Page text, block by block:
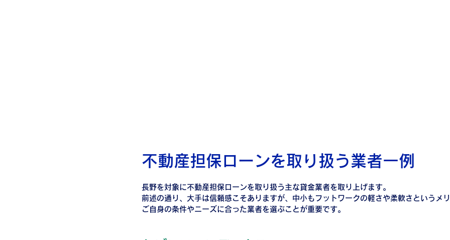
不動産担保ローンを取り扱う業者一例
長野を対象に不動産担保ローンを取り扱う主な貸金業者を取り上げます。
前述の通り、大手は信頼感こそありますが、中小もフットワークの軽さや柔軟さというメ
ご自身の条件やニーズに合った業者を選ぶことが重要です。